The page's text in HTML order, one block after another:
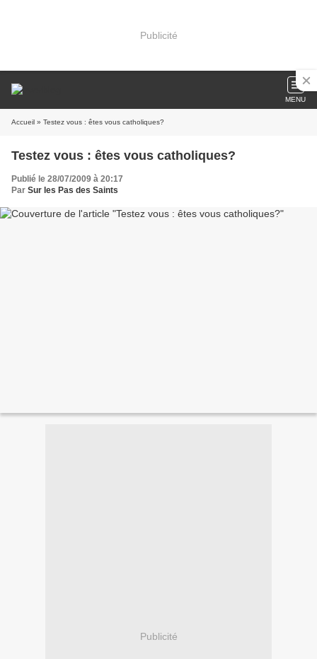
Publicité
MENU
Accueil » Testez vous : êtes vous catholiques?
Testez vous : êtes vous catholiques?
Publié le 28/07/2009 à 20:17
Par Sur les Pas des Saints
Publicité